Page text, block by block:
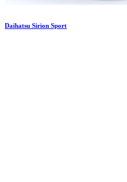
Daihatsu Sirion Sport